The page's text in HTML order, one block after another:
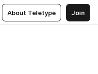
About Teletype Join